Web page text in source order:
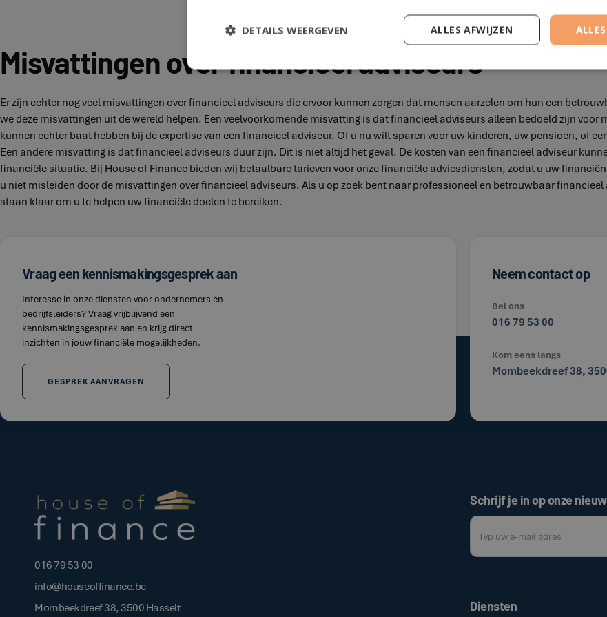
Misvattingen over financieel adviseurs
Er zijn echter nog veel misvattingen over financieel adviseurs die ervoor kunnen zorgen dat mensen aarzelen om hun een
we deze misvattingen uit de wereld helpen. Een veelvoorkomende misvatting is dat financieel adviseurs alleen bedoeld zijn
kunnen echter baat hebben bij de expertise van een financieel adviseur. Of u nu wilt sparen voor uw kinderen, uw pensioen, of
Een andere misvatting is dat financieel adviseurs duur zijn. Dit is niet altijd het geval. De kosten van een financieel adviseur
financiële situatie. Bij House of Finance bieden wij betaalbare tarieven voor onze financiële adviesdiensten, zodat u uw
u niet misleiden door de misvattingen over financieel adviseurs. Als u op zoek bent naar professioneel en betrouwbaar
staan klaar om u te helpen uw financiële doelen te bereiken.
Vraag een kennismakingsgesprek aan
Interesse in onze diensten voor ondernemers en
bedrijfsleiders? Vraag vrijblijvend een
kennismakingsgesprek aan en krijg direct
inzichten in jouw financiële mogelijkheden.
GESPREK AANVRAGEN
Neem contact op
Bel ons
016 79 53 00
Kom eens langs
Mombeekdreef 38,
016 79 53 00
info@houseoffinance.be
Mombeekdreef 38, 3500 Hasselt
Schrijf je in op onze
Diensten
ALLES AFWIJZEN
DETAILS WEERGEVEN